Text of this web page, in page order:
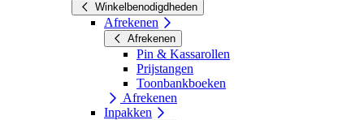
Winkelbenodigdheden
Afrekenen
Afrekenen
Pin & Kassarollen
Prijstangen
Toonbankboeken
Afrekenen
Inpakken